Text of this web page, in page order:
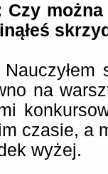
Czy
na
czasie, a
wyżej.